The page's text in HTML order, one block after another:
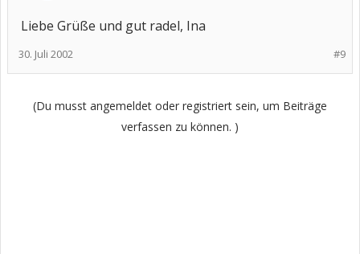
Liebe Grüße und gut radel, Ina
#9
30. Juli 2002
(Du musst angemeldet oder registriert sein, um Beiträge
verfassen zu können. )